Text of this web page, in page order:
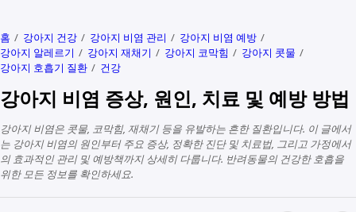
홈 강아지 건강 강아지 비염 관리
강아지 비염 예방
강아지 알레르기
강아지 재채기 강아지 코막힘
강아지 콧물
강아지 호흡기 질환
건강
강아지 비염 증상, 원인, 치료 및 예방 방법
강아지 비염은 콧물, 코막힘, 재채기 등을 유발하는 흔한 질환입니다. 이 글에서
는 강아지 비염의 원인부터 주요 증상, 정확한 진단 및 치료법, 그리고 가정에서
의 효과적인 관리 및 예방책까지 상세히 다룹니다. 반려동물의 건강한 호흡을
위한 모든 정보를 확인하세요.